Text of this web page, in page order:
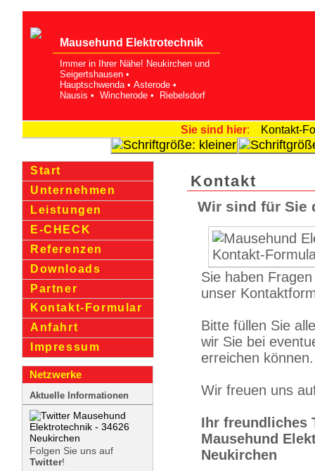
Mausehund Elekt­rotechnik
Immer in Ihrer Nähe! Neukirchen und
Seige­rtshausen •
Hauptschwenda • Asterode •
Nausis • Wincherode • Riebelsdorf
Sie sind hier: Kontakt-
Kontakt
Wir sind für Sie
Sie haben
unser
Bitte füllen Sie
wir Sie bei
erreichen können.
Wir freuen uns
Ihr freundliches
Mausehund
Neukirchen
Start
Unternehmen
Leistungen
E-CHECK
Referenzen
Downloads
Partner
Kontakt-Formular
Anfahrt
Impressum
Netzwerke
Aktuelle Informationen
Folgen Sie uns auf
Twitter!